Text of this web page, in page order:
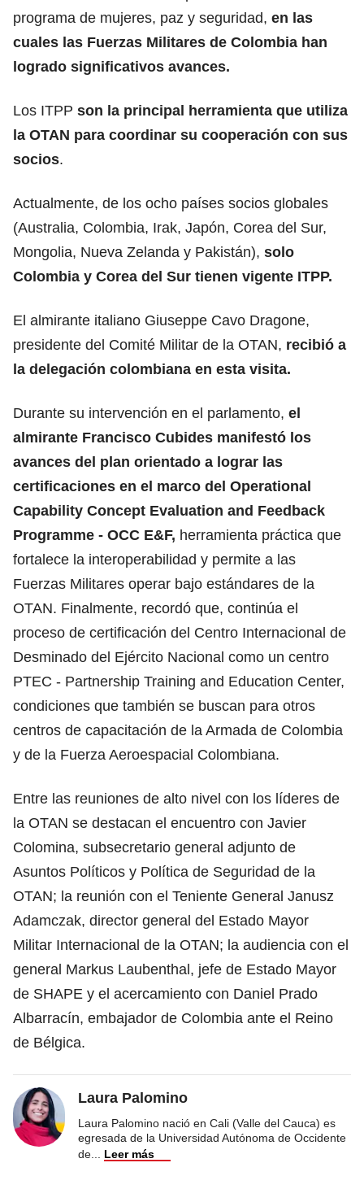
programa de mujeres, paz y seguridad, en las
cuales las Fuerzas Militares de Colombia han
logrado significativos avances.
Los ITPP son la principal herramienta que utiliza
la OTAN para coordinar su cooperación con sus
socios.
Actualmente, de los ocho países socios globales
(Australia, Colombia, Irak, Japón, Corea del Sur,
Mongolia, Nueva Zelanda y Pakistán), solo
Colombia y Corea del Sur tienen vigente ITPP.
El almirante italiano Giuseppe Cavo Dragone,
presidente del Comité Militar de la OTAN, recibió a
la delegación colombiana en esta visita.
Durante su intervención en el parlamento, el
almirante Francisco Cubides manifestó los
avances del plan orientado a lograr las
certificaciones en el marco del Operational
Capability Concept Evaluation and Feedback
Programme - OCC E&F, herramienta práctica que
fortalece la interoperabilidad y permite a las
Fuerzas Militares operar bajo estándares de la
OTAN. Finalmente, recordó que, continúa el
proceso de certificación del Centro Internacional de
Desminado del Ejército Nacional como un centro
PTEC - Partnership Training and Education Center,
condiciones que también se buscan para otros
centros de capacitación de la Armada de Colombia
y de la Fuerza Aeroespacial Colombiana.
Entre las reuniones de alto nivel con los líderes de
la OTAN se destacan el encuentro con Javier
Colomina, subsecretario general adjunto de
Asuntos Políticos y Política de Seguridad de la
OTAN; la reunión con el Teniente General Janusz
Adamczak, director general del Estado Mayor
Militar Internacional de la OTAN; la audiencia con el
general Markus Laubenthal, jefe de Estado Mayor
de SHAPE y el acercamiento con Daniel Prado
Albarracín, embajador de Colombia ante el Reino
de Bélgica.
Laura Palomino
Laura Palomino nació en Cali (Valle del Cauca) es
egresada de la Universidad Autónoma de Occidente
de
Leer más